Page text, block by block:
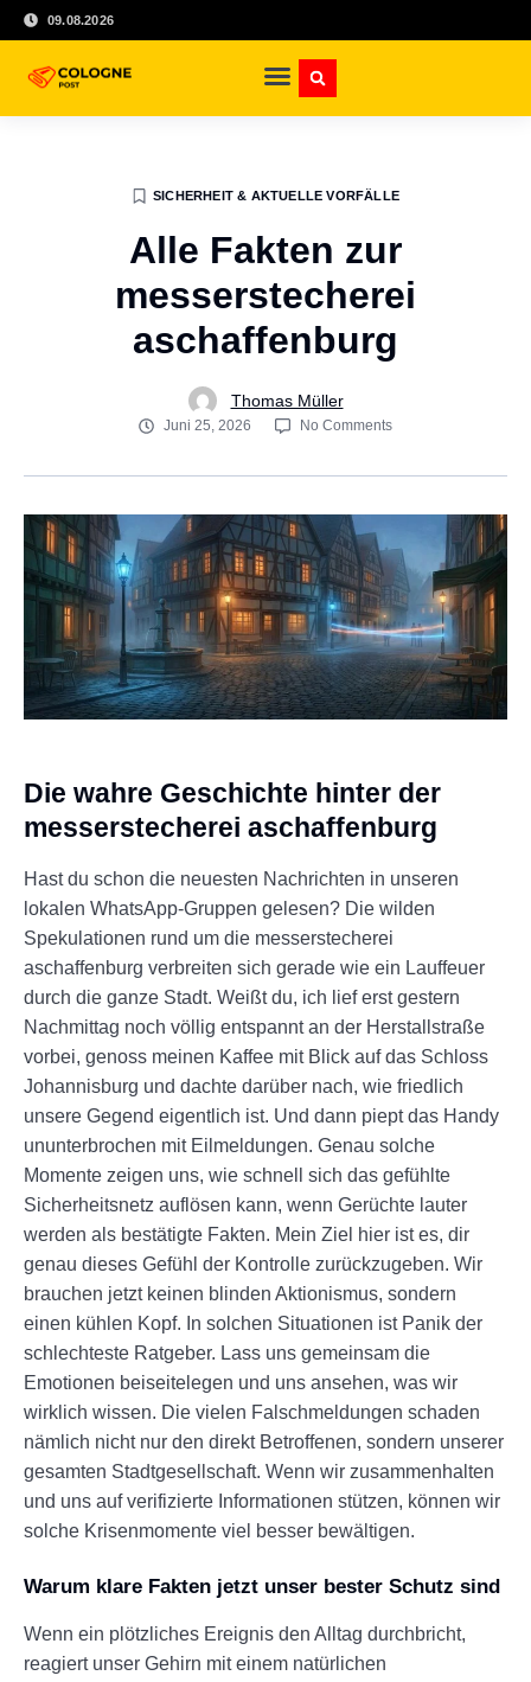
09.08.2026
SICHERHEIT & AKTUELLE VORFÄLLE
Alle Fakten zur
messerstecherei
aschaffenburg
Thomas Müller
Juni 25, 2026 No Comments
Die wahre Geschichte hinter der
messerstecherei aschaffenburg
Hast du schon die neuesten Nachrichten in unseren
lokalen WhatsApp-Gruppen gelesen? Die wilden
Spekulationen rund um die messerstecherei
aschaffenburg verbreiten sich gerade wie ein Lauffeuer
durch die ganze Stadt. Weißt du, ich lief erst gestern
Nachmittag noch völlig entspannt an der Herstallstraße
vorbei, genoss meinen Kaffee mit Blick auf das Schloss
Johannisburg und dachte darüber nach, wie friedlich
unsere Gegend eigentlich ist. Und dann piept das Handy
ununterbrochen mit Eilmeldungen. Genau solche
Momente zeigen uns, wie schnell sich das gefühlte
Sicherheitsnetz auflösen kann, wenn Gerüchte lauter
werden als bestätigte Fakten. Mein Ziel hier ist es, dir
genau dieses Gefühl der Kontrolle zurückzugeben. Wir
brauchen jetzt keinen blinden Aktionismus, sondern
einen kühlen Kopf. In solchen Situationen ist Panik der
schlechteste Ratgeber. Lass uns gemeinsam die
Emotionen beiseitelegen und uns ansehen, was wir
wirklich wissen. Die vielen Falschmeldungen schaden
nämlich nicht nur den direkt Betroffenen, sondern unserer
gesamten Stadtgesellschaft. Wenn wir zusammenhalten
und uns auf verifizierte Informationen stützen, können wir
solche Krisenmomente viel besser bewältigen.
Warum klare Fakten jetzt unser bester Schutz sind
Wenn ein plötzliches Ereignis den Alltag durchbricht,
reagiert unser Gehirn mit einem natürlichen